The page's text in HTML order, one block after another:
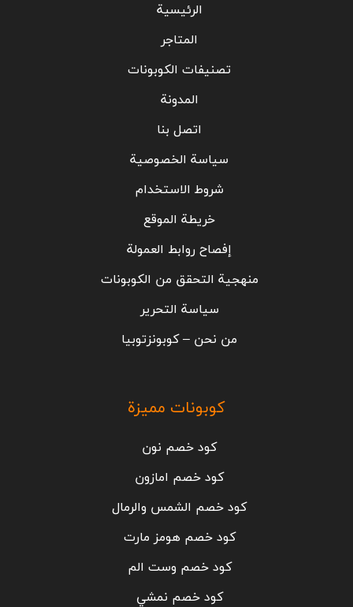
الرئيسية
المتاجر
تصنيفات الكوبونات
المدونة
اتصل بنا
سياسة الخصوصية
شروط الاستخدام
خريطة الموقع
إفصاح روابط العمولة
منهجية التحقق من الكوبونات
سياسة التحرير
من نحن – كوبونزتوبيا
كوبونات مميزة
كود خصم نون
كود خصم امازون
كود خصم الشمس والرمال
كود خصم هومز مارت
كود خصم وست الم
كود خصم نمشي